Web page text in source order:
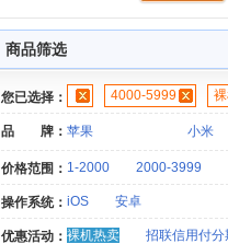
商品筛选
您已选择： 4000-5999
品 牌： 苹果 小米
价格范围： 1-2000 2000-3999
操作系统： iOS 安卓
优惠活动： 裸机热卖 招联信用付分